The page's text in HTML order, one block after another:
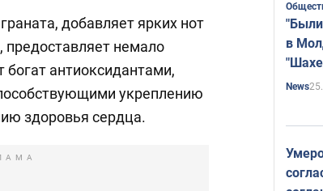
добавляет ярких нот
немало
богат антиоксидантами,
укреплению
здоровья сердца.
в
News